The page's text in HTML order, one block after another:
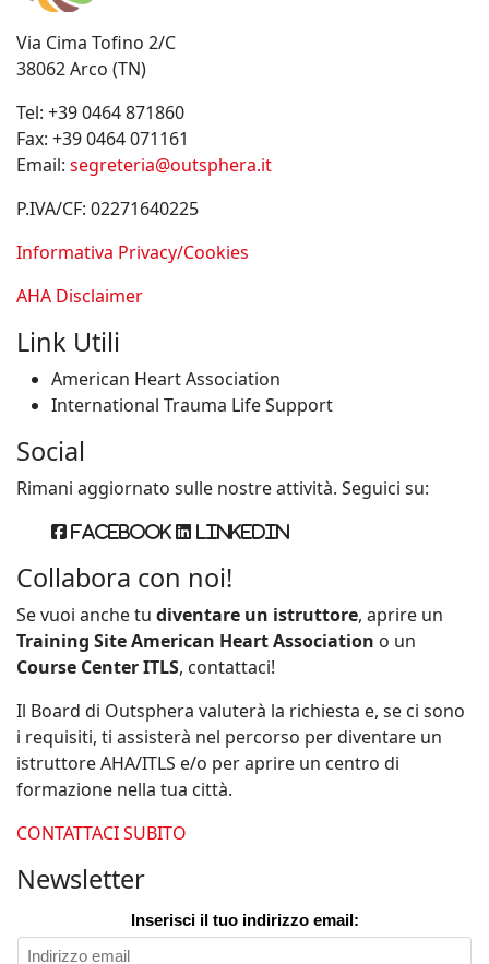
Via Cima Tofino 2/C
38062 Arco (TN)
Tel: +39 0464 871860
Fax: +39 0464 071161
Email: segreteria@outsphera.it
P.IVA/CF: 02271640225
Informativa Privacy/Cookies
AHA Disclaimer
Link Utili
American Heart Association
International Trauma Life Support
Social
Rimani aggiornato sulle nostre attività. Seguici su:
Facebook Linkedin
Collabora con noi!
Se vuoi anche tu diventare un istruttore, aprire un
Training Site American Heart Association o un
Course Center ITLS, contattaci!
Il Board di Outsphera valuterà la richiesta e, se ci sono
i requisiti, ti assisterà nel percorso per diventare un
istruttore AHA/ITLS e/o per aprire un centro di
formazione nella tua città.
CONTATTACI SUBITO
Newsletter
Inserisci il tuo indirizzo email: